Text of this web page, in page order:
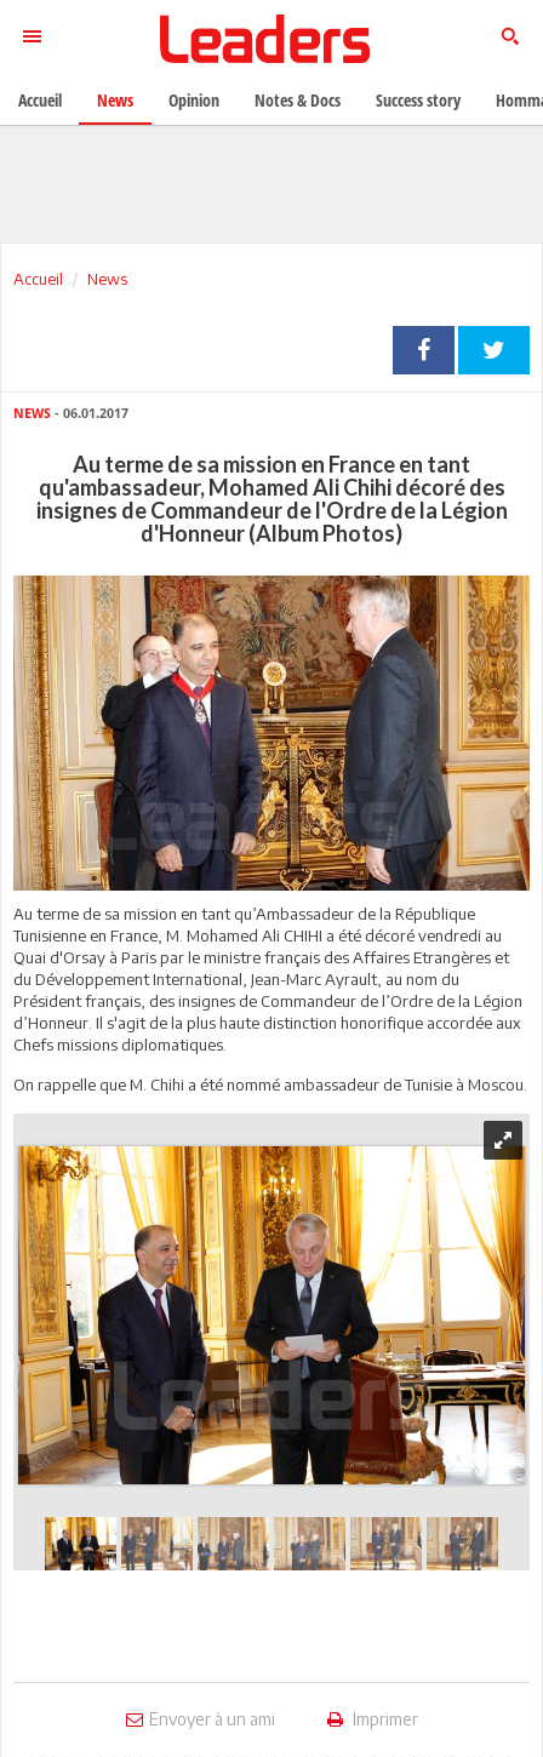
Accueil News
NEWS - 06.01.2017
Au terme de sa mission en France en tant
qu'ambassadeur, Mohamed Ali Chihi décoré des
insignes de Commandeur de l'Ordre de la Légion
d'Honneur (Album Photos)
Au terme de sa mission en tant qu’Ambassadeur de la République
Tunisienne en France, M. Mohamed Ali CHIHI a été décoré vendredi au
Quai d'Orsay à Paris par le ministre français des Affaires Etrangères et
du Développement International, Jean-Marc Ayrault, au nom du
Président français, des insignes de Commandeur de l’Ordre de la Légion
d’Honneur. Il s'agit de la plus haute distinction honorifique accordée aux
Chefs missions diplomatiques.
On rappelle que M. Chihi a été nommé ambassadeur de Tunisie à Moscou.
Envoyer à un ami Imprimer
Accueil News Opinion Notes & Docs Success story